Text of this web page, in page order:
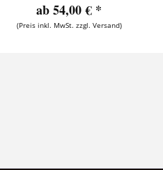
ab 54,00 € *
(Preis inkl. MwSt. zzgl. Versand)